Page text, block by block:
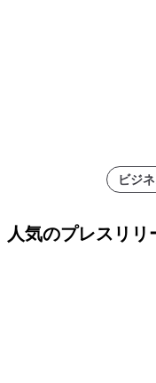
ビジ
人気のプレスリリ